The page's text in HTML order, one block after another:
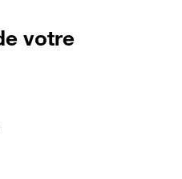
votre
de votre mobile ?
sélectionné